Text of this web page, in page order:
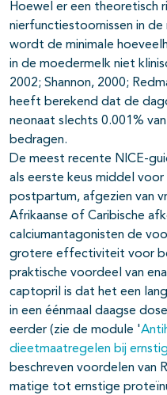
Hoewel er een theoretisch
nierfunctiestoornissen in
wordt de minimale
in de moedermelk niet
2002; Shannon, 2000;
heeft berekend dat de
neonaat slechts 0.001%
bedragen.
De meest recente NICE-
als eerste keus middel
postpartum, afgezien van
Afrikaanse of Caribische
calciumantagonisten de
grotere effectiviteit voor
praktische voordeel van
captopril is dat het een
in een éénmaal daagse
eerder (zie de module '
dieetmaatregelen bij
beschreven voordelen van
matige tot ernstige